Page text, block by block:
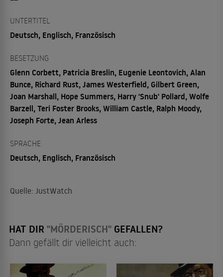
UNTERTITEL
Deutsch, Englisch, Französisch
BESETZUNG
Glenn Corbett, Patricia Breslin, Eugenie Leontovich, Alan
Bunce, Richard Rust, James Westerfield, Gilbert Green,
Joan Marshall, Hope Summers, Harry 'Snub' Pollard, Wolfe
Barzell, Teri Foster Brooks, William Castle, Ralph Moody,
Joseph Forte, Jean Arless
SPRACHE
Deutsch, Englisch, Französisch
Quelle: JustWatch
HAT DIR "MÖRDERISCH" GEFALLEN?
Dann gefällt dir vielleicht auch: